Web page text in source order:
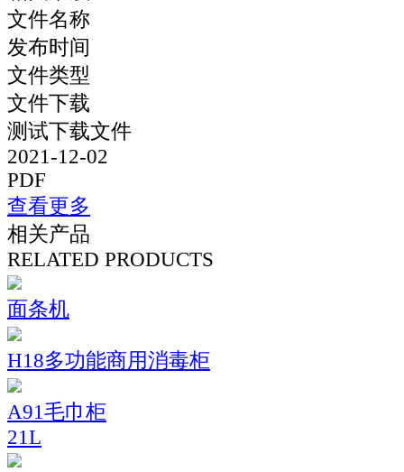
文件名称
发布时间
文件类型
文件下载
测试下载文件
2021-12-02
PDF
查看更多
相关产品
RELATED PRODUCTS
面条机
H18多功能商用消毒柜
A91毛巾柜
21L